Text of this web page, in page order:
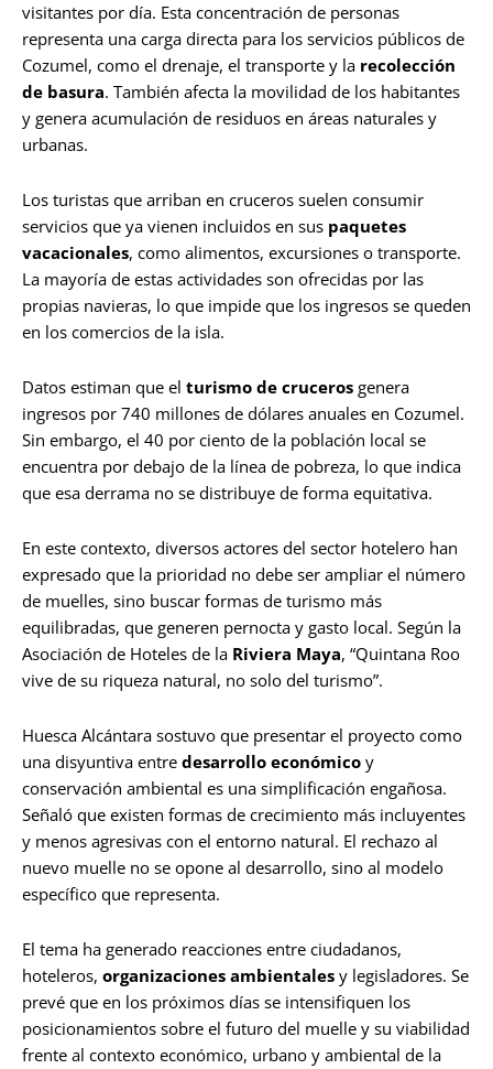
visitantes por día. Esta concentración de personas
representa una carga directa para los servicios públicos de
Cozumel, como el drenaje, el transporte y la recolección
de basura. También afecta la movilidad de los habitantes
y genera acumulación de residuos en áreas naturales y
urbanas.
Los turistas que arriban en cruceros suelen consumir
servicios que ya vienen incluidos en sus paquetes
vacacionales, como alimentos, excursiones o transporte.
La mayoría de estas actividades son ofrecidas por las
propias navieras, lo que impide que los ingresos se queden
en los comercios de la isla.
Datos estiman que el turismo de cruceros genera
ingresos por 740 millones de dólares anuales en Cozumel.
Sin embargo, el 40 por ciento de la población local se
encuentra por debajo de la línea de pobreza, lo que indica
que esa derrama no se distribuye de forma equitativa.
En este contexto, diversos actores del sector hotelero han
expresado que la prioridad no debe ser ampliar el número
de muelles, sino buscar formas de turismo más
equilibradas, que generen pernocta y gasto local. Según la
Asociación de Hoteles de la Riviera Maya, “Quintana Roo
vive de su riqueza natural, no solo del turismo”.
Huesca Alcántara sostuvo que presentar el proyecto como
una disyuntiva entre desarrollo económico y
conservación ambiental es una simplificación engañosa.
Señaló que existen formas de crecimiento más incluyentes
y menos agresivas con el entorno natural. El rechazo al
nuevo muelle no se opone al desarrollo, sino al modelo
específico que representa.
El tema ha generado reacciones entre ciudadanos,
hoteleros, organizaciones ambientales y legisladores. Se
prevé que en los próximos días se intensifiquen los
posicionamientos sobre el futuro del muelle y su viabilidad
frente al contexto económico, urbano y ambiental de la